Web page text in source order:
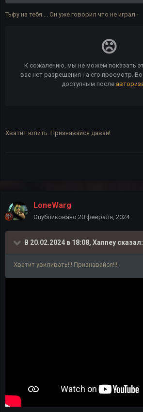
Тьфу на тебя.... Он уже говорил что не играл -
Хватит юлить. Признавайся давай!
LoneWarg
Опубликовано 20 февраля, 2024
В 20.02.2024 в 18:08, Xanney сказал:
Хватит увиливать!!! Признавайся!!!